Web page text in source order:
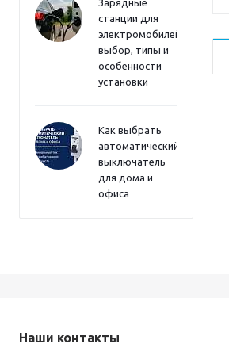
Зарядные
станции для
электромобилей:
выбор, типы и
особенности
установки
Как выбрать
автоматический
выключатель
для дома и
офиса
Наши контакты